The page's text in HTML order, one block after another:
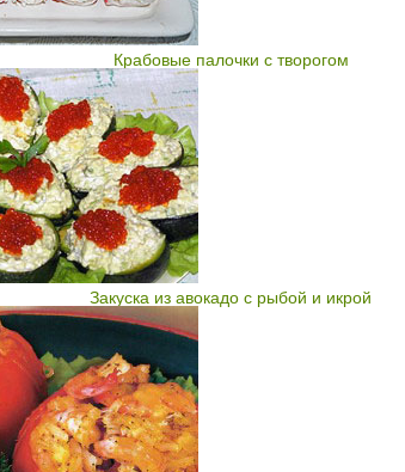
Крабовые палочки с творогом
Закуска из авокадо с рыбой и икрой